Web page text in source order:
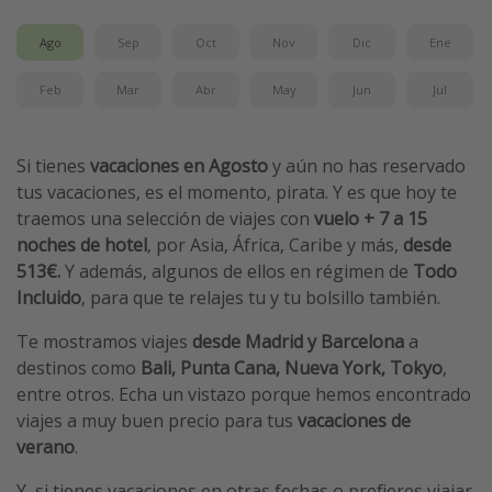
Vacaciones de Playa
Viajes para singles
Escapadas románticas
Más temas
Trabajar en el extranjero
Cruceros por el Mediterráneo
Hoteles más hot de España
Guía de equipaje de mano
Parques de atracciones
Viaja con musicales
El Rey León el musical
Harry Potter en Londres y otros destinos
Eventos deportivos
Ago Sep Oct Nov Dic Ene
Feb Mar Abr May Jun Jul
Si tienes vacaciones en Agostoy aún no has reservado
tus vacaciones, es el momento, pirata. Y es que hoy te
traemos una selección de viajes con vuelo + 7 a 15
noches de hotel, por Asia, África, Caribe y más, desde
513€.Y además, algunos de ellos en régimen de Todo
Incluido, para que te relajes tu y tu bolsillo también.
Te mostramos viajes desde Madrid y Barcelona a
destinos como Bali, Punta Cana, Nueva York, Tokyo,
entre otros. Echa un vistazo porque hemos encontrado
viajes a muy buen precio para tus vacaciones de
verano.